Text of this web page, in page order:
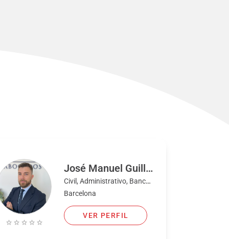
José Manuel Guilló Buendía
Civil, Administrativo, Bancario, Familia, Fiscal, Penal
Barcelona
VER PERFIL